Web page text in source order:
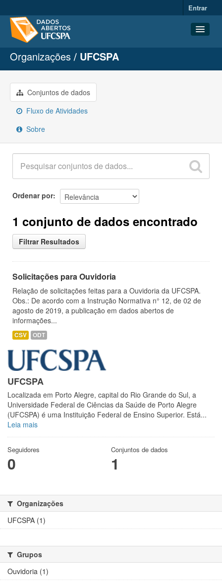
Entrar
Conjuntos de dados
Organizações
Grupos
Sobre
Organizações UFCSPA
Conjuntos de dados
Fluxo de Atividades
Sobre
Ordenar por
1 conjunto de dados encontrado
Filtrar Resultados
Solicitações para Ouvidoria
Relação de solicitações feitas para a Ouvidoria da UFCSPA.
Obs.: De acordo com a Instrução Normativa n° 12, de 02 de
agosto de 2019, a publicação em dados abertos de
informações...
CSV ODT
UFCSPA
Localizada em Porto Alegre, capital do Rio Grande do Sul, a
Universidade Federal de Ciências da Saúde de Porto Alegre
(UFCSPA) é uma Instituição Federal de Ensino Superior. Está...
Leia mais
Seguidores
0
Conjuntos de dados
1
Organizações
UFCSPA (1)
Grupos
Ouvidoria (1)